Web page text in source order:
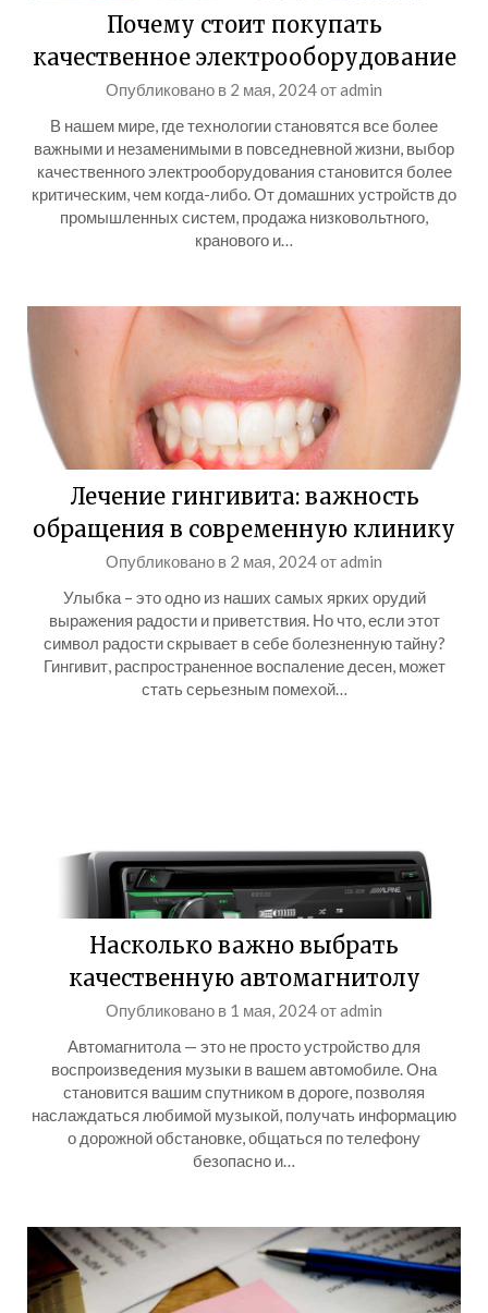
Почему стоит покупать
качественное электрооборудование
Опубликовано в 2 мая, 2024отadmin
В нашем мире, где технологии становятся все более
важными и незаменимыми в повседневной жизни, выбор
качественного электрооборудования становится более
критическим, чем когда-либо. От домашних устройств до
промышленных систем, продажа низковольтного,
кранового и…
Лечение гингивита: важность
обращения в современную клинику
Опубликовано в 2 мая, 2024отadmin
Улыбка – это одно из наших самых ярких орудий
выражения радости и приветствия. Но что, если этот
символ радости скрывает в себе болезненную тайну?
Гингивит, распространенное воспаление десен, может
стать серьезным помехой…
Насколько важно выбрать
качественную автомагнитолу
Опубликовано в 1 мая, 2024отadmin
Автомагнитола — это не просто устройство для
воспроизведения музыки в вашем автомобиле. Она
становится вашим спутником в дороге, позволяя
наслаждаться любимой музыкой, получать информацию
о дорожной обстановке, общаться по телефону
безопасно и…